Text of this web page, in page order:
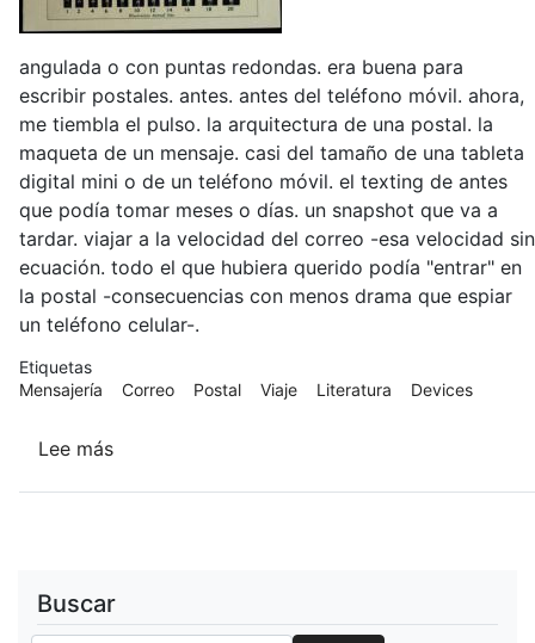
angulada o con puntas redondas. era buena para
escribir postales. antes. antes del teléfono móvil. ahora,
me tiembla el pulso. la arquitectura de una postal. la
maqueta de un mensaje. casi del tamaño de una tableta
digital mini o de un teléfono móvil. el texting de antes
que podía tomar meses o días. un snapshot que va a
tardar. viajar a la velocidad del correo -esa velocidad sin
ecuación. todo el que hubiera querido podía "entrar" en
la postal -consecuencias con menos drama que espiar
un teléfono celular-.
Etiquetas
Mensajería
Correo Postal Viaje Literatura Devices
Lee más
Buscar